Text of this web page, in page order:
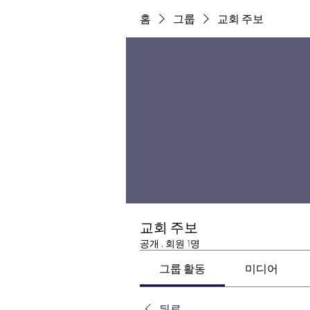
홈 그룹 교회 주보
교회 주보
공개 · 회원 1명
그룹 활동 미디어